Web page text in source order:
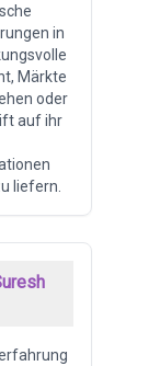
in
Märkte
oder
auf ihr
liefern.